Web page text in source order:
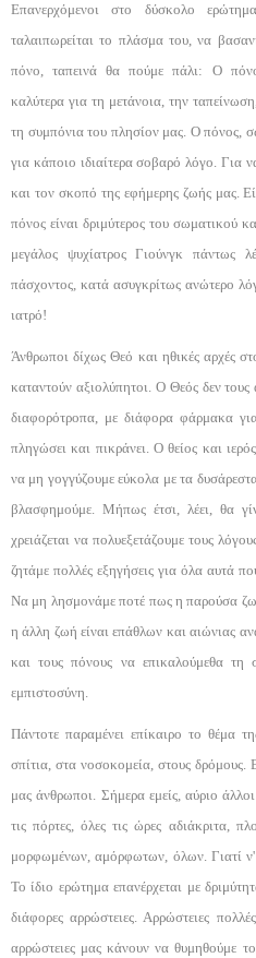
Επανερχόμενοι στο δύσκολο
ταλαιπωρείται το πλάσμα του, να
πόνο, τα­πεινά θα πούμε πάλι: Ο
καλύτερα για τη μετάνοια, την
τη συμπόνια του πλησίον μας. Ο πόνος,
για κάποιο ιδιαίτερα σοβαρό λόγο. Για
και τον σκο­πό της εφήμερης ζωής μας.
πόνος είναι δριμύτερος του σωματικού
μεγάλος ψυ­χίατρος Γιούνγκ πάντως
πάσχοντος, κατά ασυγκρίτως ανώτερο
ιατρό!
Άνθρωποι δίχως Θεό και ηθικές αρχές
καταντούν αξιολύπητοι. Ο Θεός δεν τους
διαφορότροπα, με διάφορα φάρμακα
πληγώσει και πικράνει. Ο θείος και
να μη γογγύζουμε εύκολα με τα
βλασφημούμε. Μήπως έτσι, λέει, θα
χρειάζεται να πολυεξετάζουμε τους
ζητάμε πολλές εξηγήσεις για όλα αυτά
Να μη λησμονάμε ποτέ πως η παρούσα
η άλλη ζωή είναι επάθλων και αιώνιας
και τους πόνους να επικαλούμεθα
εμπιστοσύνη.
Πάντοτε παραμένει επίκαιρο το θέμα
σπίτια, στα νοσοκο­μεία, στους δρόμους.
μας άνθρωποι. Σήμερα εμείς, αύριο
τις πόρτες, όλες τις ώρες αδιάκριτα,
μορφωμένων, αμόρφωτων, όλων. Γιατί ν'
Το ίδιο ερώτημα επα­νέρχεται με
διάφορες αρρώστειες. Αρρώστειες
αρρώστειες μας κάνουν να θυμηθούμε